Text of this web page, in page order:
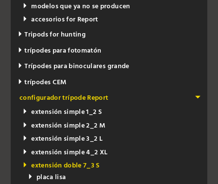
modelos que ya no se producen
accesorios for Report
Tripods for hunting
trípodes para fotomatón
Trípodes para binoculares grande
trípodes CEM
configurador trípode Report
extensión simple 1_2 S
extensión simple 2_2 M
extensión simple 3_2 L
extensión simple 4_2 XL
extensión doble 7_3 S
placa lisa